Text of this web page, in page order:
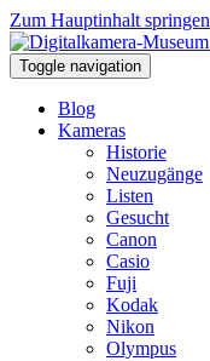
Zum Hauptinhalt springen
Toggle navigation
Blog
Kameras
Historie
Neuzugänge
Listen
Gesucht
Canon
Casio
Fuji
Kodak
Nikon
Olympus